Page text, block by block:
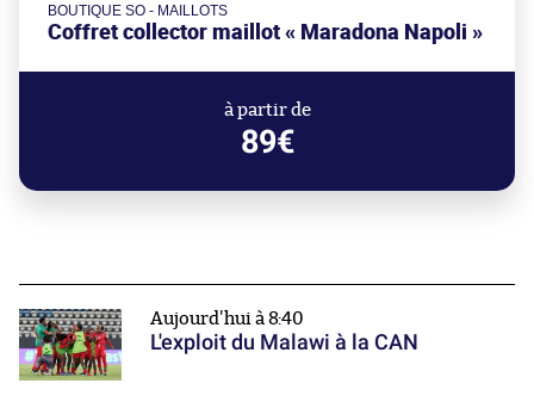
BOUTIQUE SO - MAILLOTS
Coffret collector maillot « Maradona Napoli »
à partir de
89€
Aujourd'hui à 8:40
L'exploit du Malawi à la CAN